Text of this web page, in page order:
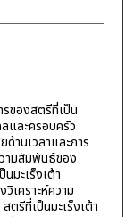
ของสตรีที่เป็น
และครอบครัว
านเวลาและการ
ามสัมพันธ์ของ
มะเร็งเต้า
เคราะห์ความ
รีที่เป็นมะเร็งเต้า